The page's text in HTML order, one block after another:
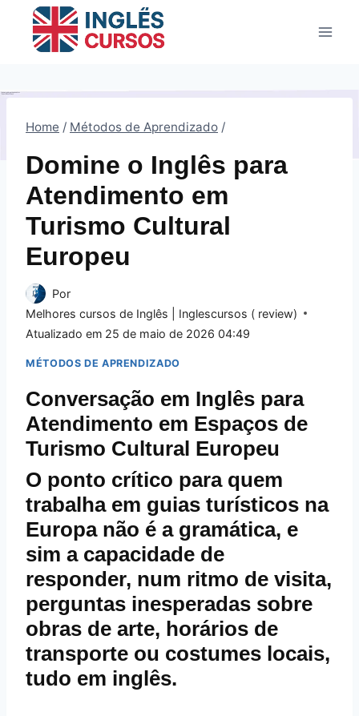
Home / Métodos de Aprendizado /
Domine o Inglês para
Atendimento em
Turismo Cultural
Europeu
Por
Melhores cursos de Inglês | Inglescursos ( review)
Atualizado em 25 de maio de 2026 04:49
MÉTODOS DE APRENDIZADO
Conversação em Inglês para
Atendimento em Espaços de
Turismo Cultural Europeu
O ponto crítico para quem
trabalha em guias turísticos na
Europa não é a gramática, e
sim a capacidade de
responder, num ritmo de visita,
perguntas inesperadas sobre
obras de arte, horários de
transporte ou costumes locais,
tudo em inglês.